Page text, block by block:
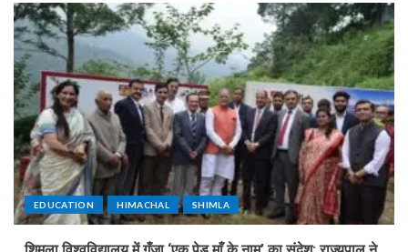
EDUCATION HIMACHAL SHIMLA